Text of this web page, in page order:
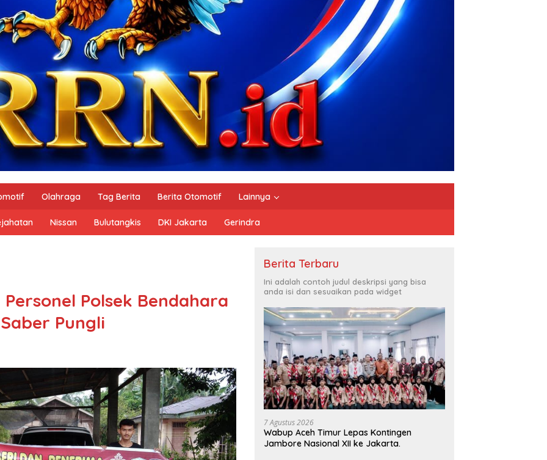
Olahraga Tag Berita Berita Otomotif Lainnya
Nissan Bulutangkis DKI Jakarta Gerindra
Polsek Bendahara
Pungli
Berita Terbaru
Ini adalah contoh judul deskripsi yang bisa
anda isi dan sesuaikan pada widget
7 Agustus 2026
Wabup Aceh Timur Lepas Kontingen
Jambore Nasional XII ke Jakarta.